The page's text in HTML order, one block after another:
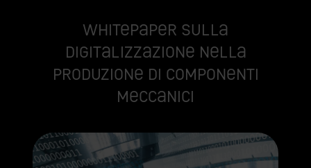
Whitepaper sulla
digitalizzazione nella
produzione di componenti
meccanici